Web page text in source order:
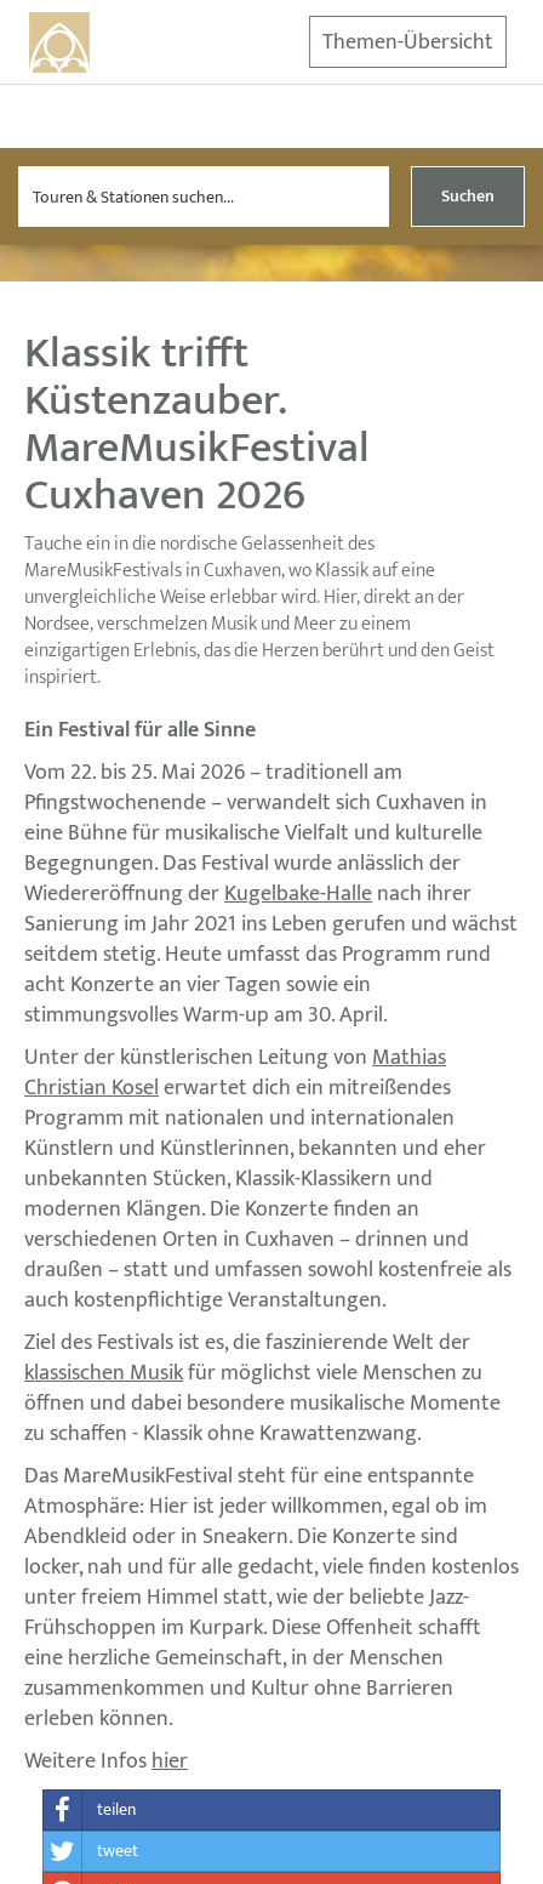
Themen-Übersicht
Suchen
Klassik trifft
Küstenzauber.
MareMusikFestival
Cuxhaven 2026
Tauche ein in die nordische Gelassenheit des
MareMusikFestivals in Cuxhaven, wo Klassik auf eine
unvergleichliche Weise erlebbar wird. Hier, direkt an der
Nordsee, verschmelzen Musik und Meer zu einem
einzigartigen Erlebnis, das die Herzen berührt und den Geist
inspiriert.
Ein Festival für alle Sinne
Vom 22. bis 25. Mai 2026 – traditionell am
Pfingstwochenende – verwandelt sich Cuxhaven in
eine Bühne für musikalische Vielfalt und kulturelle
Begegnungen. Das Festival wurde anlässlich der
Wiedereröffnung derKugelbake-Hallenach ihrer
Sanierung im Jahr 2021 ins Leben gerufen und wächst
seitdem stetig. Heute umfasst das Programm rund
acht Konzerte an vier Tagen sowie ein
stimmungsvolles Warm-up am 30. April.
Unter der künstlerischen Leitung vonMathias
Christian Koselerwartet dich ein mitreißendes
Programm mit nationalen und internationalen
Künstlern und Künstlerinnen, bekannten und eher
unbekannten Stücken, Klassik-Klassikern und
modernen Klängen. Die Konzerte finden an
verschiedenen Orten in Cuxhaven – drinnen und
draußen – statt und umfassen sowohl kostenfreie als
auch kostenpflichtige Veranstaltungen.
Ziel des Festivals ist es, die faszinierende Welt der
klassischen Musikfür möglichst viele Menschen zu
öffnen und dabei besondere musikalische Momente
zu schaffen - Klassik ohne Krawattenzwang.
Das MareMusikFestival steht für eine entspannte
Atmosphäre: Hier ist jeder willkommen, egal ob im
Abendkleid oder in Sneakern. Die Konzerte sind
locker, nah und für alle gedacht, viele finden kostenlos
unter freiem Himmel statt, wie der beliebte Jazz-
Frühschoppen im Kurpark. Diese Offenheit schafft
eine herzliche Gemeinschaft, in der Menschen
zusammenkommen und Kultur ohne Barrieren
erleben können.
Weitere Infoshier
teilen
tweet